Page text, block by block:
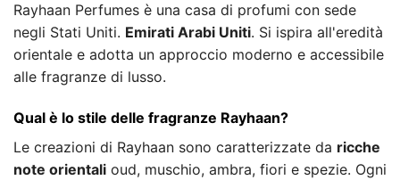
Rayhaan Perfumes è una casa di profumi con sede
negli Stati Uniti. Emirati Arabi Uniti. Si ispira all'eredità
orientale e adotta un approccio moderno e accessibile
alle fragranze di lusso.
Qual è lo stile delle fragranze Rayhaan?
Le creazioni di Rayhaan sono caratterizzate da ricche
note orientali oud, muschio, ambra, fiori e spezie. Ogni